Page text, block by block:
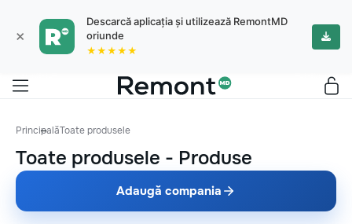
×
Descarcă aplicația și utilizează RemontMD
oriunde
★★★★★
PrincipalăToate produsele
Toate produsele - Produse
Adaugă compania